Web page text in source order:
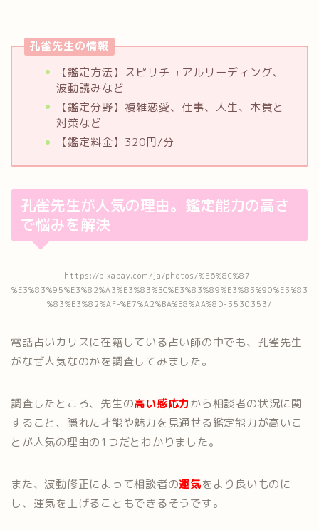
孔雀先生の情報
【鑑定方法】スピリチュアルリーディング、
波動読みなど
【鑑定分野】複雑恋愛、仕事、人生、本質と
対策など
【鑑定料金】320円/分
孔雀先生が人気の理由。鑑定能力の高さ
で悩みを解決
https://pixabay.com/ja/photos/%E6%8C%87-
%E3%83%95%E3%82%A3%E3%83%BC%E3%83%89%E3%83%90%E3%83
%83%E3%82%AF-%E7%A2%BA%E8%AA%8D-3530353/
電話占いカリスに在籍している占い師の中でも、孔雀先生
がなぜ人気なのかを調査してみました。
調査したところ、先生の高い感応力から相談者の状況に関
すること、隠れた才能や魅力を見通せる鑑定能力が高いこ
とが人気の理由の1つだとわかりました。
また、波動修正によって相談者の運気をより良いものに
し、運気を上げることもできるそうです。